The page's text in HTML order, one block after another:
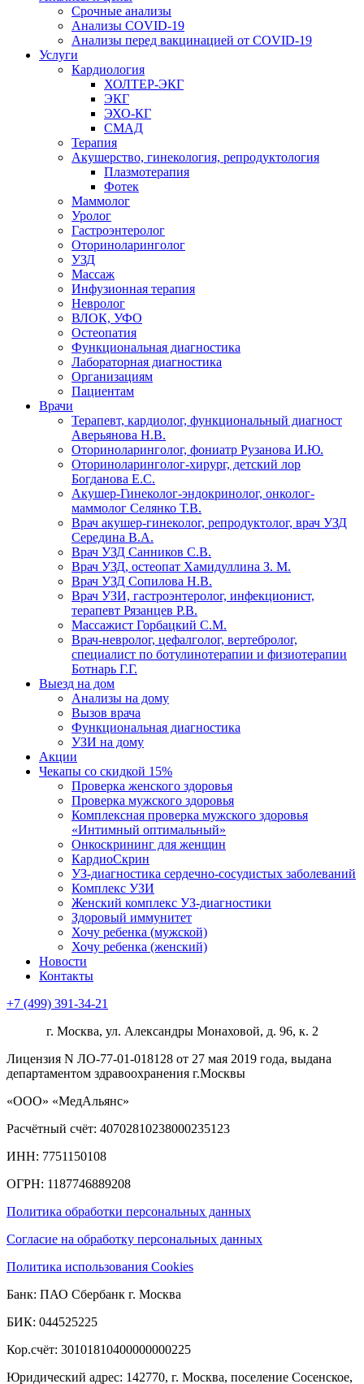
Срочные анализы
Анализы COVID-19
Анализы перед вакцинацией от COVID-19
Услуги
Кардиология
ХОЛТЕР-ЭКГ
ЭКГ
ЭХО-КГ
СМАД
Терапия
Акушерство, гинекология, репродуктология
Плазмотерапия
Фотек
Маммолог
Уролог
Гастроэнтеролог
Оториноларинголог
УЗД
Массаж
Инфузионная терапия
Невролог
ВЛОК, УФО
Остеопатия
Функциональная диагностика
Лабораторная диагностика
Организациям
Пациентам
Врачи
Терапевт, кардиолог, функциональный диагност
Аверьянова Н.В.
Оториноларинголог, фониатр Рузанова И.Ю.
Оториноларинголог-хирург, детский лор
Богданова Е.С.
Акушер-Гинеколог-эндокринолог, онколог-
маммолог Селянко Т.В.
Врач акушер-гинеколог, репродуктолог, врач УЗД
Середина В.А.
Врач УЗД Санников С.В.
Врач УЗД, остеопат Хамидуллина З. М.
Врач УЗД Сопилова Н.В.
Врач УЗИ, гастроэнтеролог, инфекционист,
терапевт Рязанцев Р.В.
Массажист Горбацкий С.М.
Врач-невролог, цефалголог, вертебролог,
специалист по ботулинотерапии и физиотерапии
Ботнарь Г.Г.
Выезд на дом
Анализы на дому
Вызов врача
Функциональная диагностика
УЗИ на дому
Акции
Чекапы со скидкой 15%
Проверка женского здоровья
Проверка мужского здоровья
Комплексная проверка мужского здоровья
«Интимный оптимальный»
Онкоcкрининг для женщин
КардиоСкрин
УЗ-диагностика сердечно-сосудистых заболеваний
Комплекс УЗИ
Женский комплекс УЗ-диагностики
Здоровый иммунитет
Хочу ребенка (мужской)
Хочу ребенка (женский)
Новости
Контакты
+7 (499) 391-34-21
г. Москва, ул. Александры Монаховой, д. 96, к. 2
Лицензия N ЛО-77-01-018128 от 27 мая 2019 года, выдана
департаментом здравоохранения г.Москвы
«ООО» «МедАльянс»
Расчётный счёт: 40702810238000235123
ИНН: 7751150108
ОГРН: 1187746889208​
Политика обработки персональных данных
Согласие на обработку персональных данных
Политика использования Cookies
Банк: ПАО Сбербанк г. Москва
БИК: 044525225
Кор.счёт: 30101810400000000225
Юридический адрес: 142770, г. Москва, поселение Сосенское,